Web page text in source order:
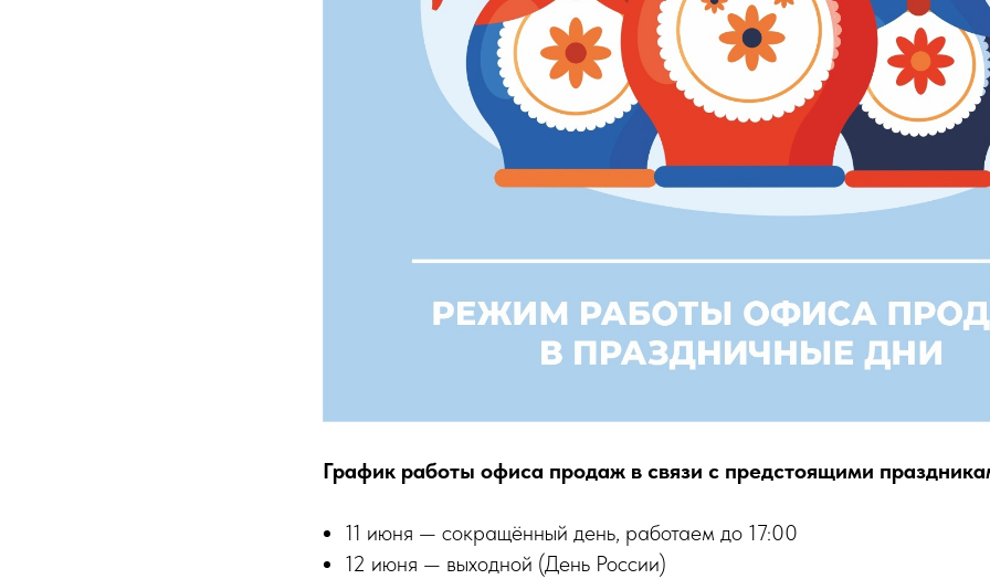
График работы офиса продаж в связи с предстоящими
11 июня — сокращённый день, работаем до 17:00
12 июня — выходной (День России)